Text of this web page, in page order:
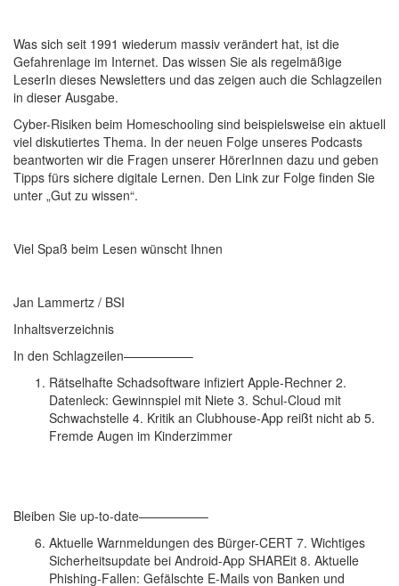
Was sich seit 1991 wiederum massiv verändert hat, ist die
Gefahrenlage im Internet. Das wissen Sie als regelmäßige
LeserIn dieses Newsletters und das zeigen auch die Schlagzeilen
in dieser Ausgabe.
Cyber-Risiken beim Homeschooling sind beispielsweise ein aktuell
viel diskutiertes Thema. In der neuen Folge unseres Podcasts
beantworten wir die Fragen unserer HörerInnen dazu und geben
Tipps fürs sichere digitale Lernen. Den Link zur Folge finden Sie
unter „Gut zu wissen“.
Viel Spaß beim Lesen wünscht Ihnen
Jan Lammertz / BSI
Inhaltsverzeichnis
In den Schlagzeilen—————–
Rätselhafte Schadsoftware infiziert Apple-Rechner 2.
Datenleck: Gewinnspiel mit Niete 3. Schul-Cloud mit
Schwachstelle 4. Kritik an Clubhouse-App reißt nicht ab 5.
Fremde Augen im Kinderzimmer
Bleiben Sie up-to-date—————–
Aktuelle Warnmeldungen des Bürger-CERT 7. Wichtiges
Sicherheitsupdate bei Android-App SHAREit 8. Aktuelle
Phishing-Fallen: Gefälschte E-Mails von Banken und